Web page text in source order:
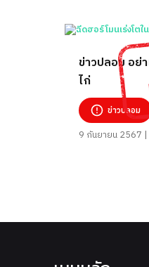
ข่าวปลอม อย่
ไก่
ข่าวปลอม
9 กันยายน 2567